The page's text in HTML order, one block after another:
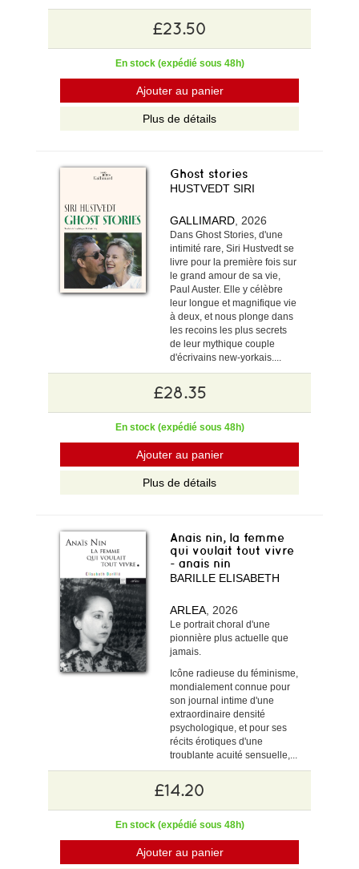
£23.50
En stock (expédié sous 48h)
Ajouter au panier
Plus de détails
Ghost stories
HUSTVEDT SIRI
GALLIMARD, 2026
Dans Ghost Stories, d'une
intimité rare, Siri Hustvedt se
livre pour la première fois sur
le grand amour de sa vie,
Paul Auster. Elle y célèbre
leur longue et magnifique vie
à deux, et nous plonge dans
les recoins les plus secrets
de leur mythique couple
d'écrivains new-yorkais....
£28.35
En stock (expédié sous 48h)
Ajouter au panier
Plus de détails
Anais nin, la femme
qui voulait tout vivre
- anais nin
BARILLE ELISABETH
ARLEA, 2026
Le portrait choral d'une
pionnière plus actuelle que
jamais.
Icône radieuse du féminisme,
mondialement connue pour
son journal intime d'une
extraordinaire densité
psychologique, et pour ses
récits érotiques d'une
troublante acuité sensuelle,...
£14.20
En stock (expédié sous 48h)
Ajouter au panier